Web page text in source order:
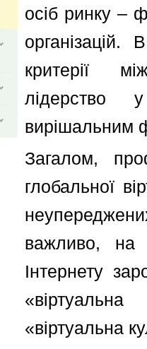
осіб ринку –
організацій.
критерії
лідерство
вирішальним
Загалом,
глобальної
важливо, на
Інтернету
«віртуальна